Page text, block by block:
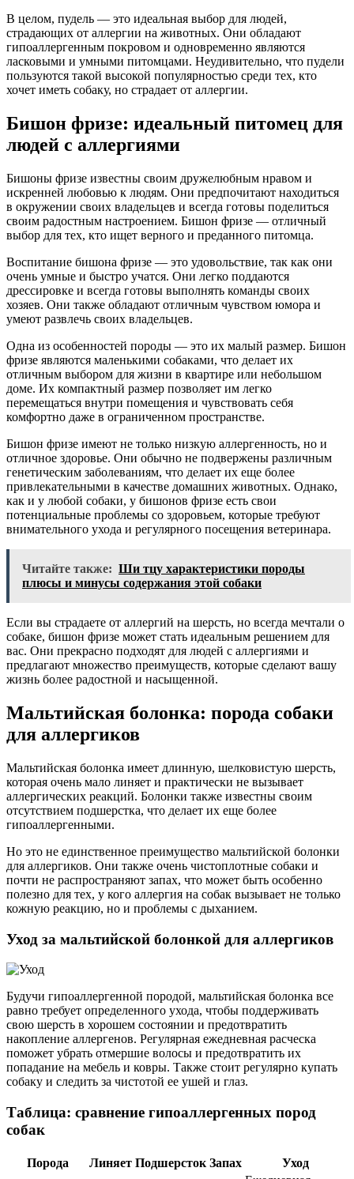
В целом, пудель — это идеальная выбор для людей,
страдающих от аллергии на животных. Они обладают
гипоаллергенным покровом и одновременно являются
ласковыми и умными питомцами. Неудивительно, что пудели
пользуются такой высокой популярностью среди тех, кто
хочет иметь собаку, но страдает от аллергии.
Бишон фризе: идеальный питомец для
людей с аллергиями
Бишоны фризе известны своим дружелюбным нравом и
искренней любовью к людям. Они предпочитают находиться
в окружении своих владельцев и всегда готовы поделиться
своим радостным настроением. Бишон фризе — отличный
выбор для тех, кто ищет верного и преданного питомца.
Воспитание бишона фризе — это удовольствие, так как они
очень умные и быстро учатся. Они легко поддаются
дрессировке и всегда готовы выполнять команды своих
хозяев. Они также обладают отличным чувством юмора и
умеют развлечь своих владельцев.
Одна из особенностей породы — это их малый размер. Бишон
фризе являются маленькими собаками, что делает их
отличным выбором для жизни в квартире или небольшом
доме. Их компактный размер позволяет им легко
перемещаться внутри помещения и чувствовать себя
комфортно даже в ограниченном пространстве.
Бишон фризе имеют не только низкую аллергенность, но и
отличное здоровье. Они обычно не подвержены различным
генетическим заболеваниям, что делает их еще более
привлекательными в качестве домашних животных. Однако,
как и у любой собаки, у бишонов фризе есть свои
потенциальные проблемы со здоровьем, которые требуют
внимательного ухода и регулярного посещения ветеринара.
Читайте также: Ши тцу характеристики породы
плюсы и минусы содержания этой собаки
Если вы страдаете от аллергий на шерсть, но всегда мечтали о
собаке, бишон фризе может стать идеальным решением для
вас. Они прекрасно подходят для людей с аллергиями и
предлагают множество преимуществ, которые сделают вашу
жизнь более радостной и насыщенной.
Мальтийская болонка: порода собаки
для аллергиков
Мальтийская болонка имеет длинную, шелковистую шерсть,
которая очень мало линяет и практически не вызывает
аллергических реакций. Болонки также известны своим
отсутствием подшерстка, что делает их еще более
гипоаллергенными.
Но это не единственное преимущество мальтийской болонки
для аллергиков. Они также очень чистоплотные собаки и
почти не распространяют запах, что может быть особенно
полезно для тех, у кого аллергия на собак вызывает не только
кожную реакцию, но и проблемы с дыханием.
Уход за мальтийской болонкой для аллергиков
Будучи гипоаллергенной породой, мальтийская болонка все
равно требует определенного ухода, чтобы поддерживать
свою шерсть в хорошем состоянии и предотвратить
накопление аллергенов. Регулярная ежедневная расческа
поможет убрать отмершие волосы и предотвратить их
попадание на мебель и ковры. Также стоит регулярно купать
собаку и следить за чистотой ее ушей и глаз.
Таблица: сравнение гипоаллергенных пород
собак
Порода Линяет Подшерсток Запах
Уход